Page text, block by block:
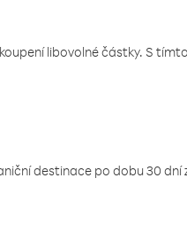
libovolné částky. S
destinace po dobu 30 dní